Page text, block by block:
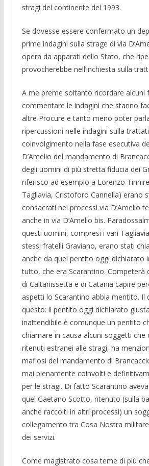
stragi del continente del 1993.
Se dovesse essere confermato un
prime indagini sulla strage di via
opera da apparati dello Stato, che
provocherebbe nell’inchiesta sulla
A me preme soltanto ricordare alcuni
commentare le indagini che stanno
altre Procure e tanto meno poter
ripercussioni nelle indagini sulla
coinvolgimento nella fase esecutiva
D’Amelio del mandamento di
degli uomini di più stretta fiducia dei
riferisco ad esempio a Lorenzo
Tagliavia, Cristoforo Cannella) erano
consacrati nei processi via D’Amelio
anche in via D’Amelio bis.
questi uomini, compresi i vari
stessi fratelli Graviano, erano stati
anche da quel pentito oggi dichiarato
tutto, che era Scarantino. Competerà
di Caltanissetta e di Catania capire
aspetti lo Scarantino abbia mentito. Il
questo: il pentito oggi dichiarato
inattendibile è comunque un pentito
chiamare in causa alcuni soggetti che
ritenuti estranei alle stragi, ha
mafiosi del mandamento di
mai pienamente coinvolti e
per le stragi. Di fatto Scarantino
quel Gaetano Scotto, ritenuto (sulla
anche raccolti in altri processi) un
collegamento tra Cosa Nostra
dei servizi.
Come magistrato cosa teme di più